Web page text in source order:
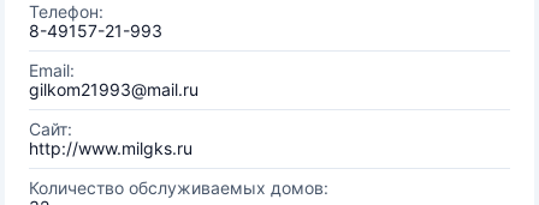
Телефон:
8-49157-21-993
Email:
gilkom21993@mail.ru
Сайт:
http://www.milgks.ru
Количество обслуживаемых домов: